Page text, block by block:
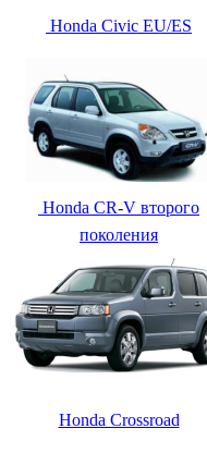
Honda Civic EU/ES
Honda CR-V второго
поколения
Honda Crossroad